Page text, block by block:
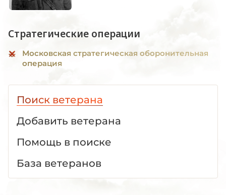
Стратегические операции
Московская стратегическая оборонительная
операция
Поиск ветерана
Добавить ветерана
Помощь в поиске
База ветеранов